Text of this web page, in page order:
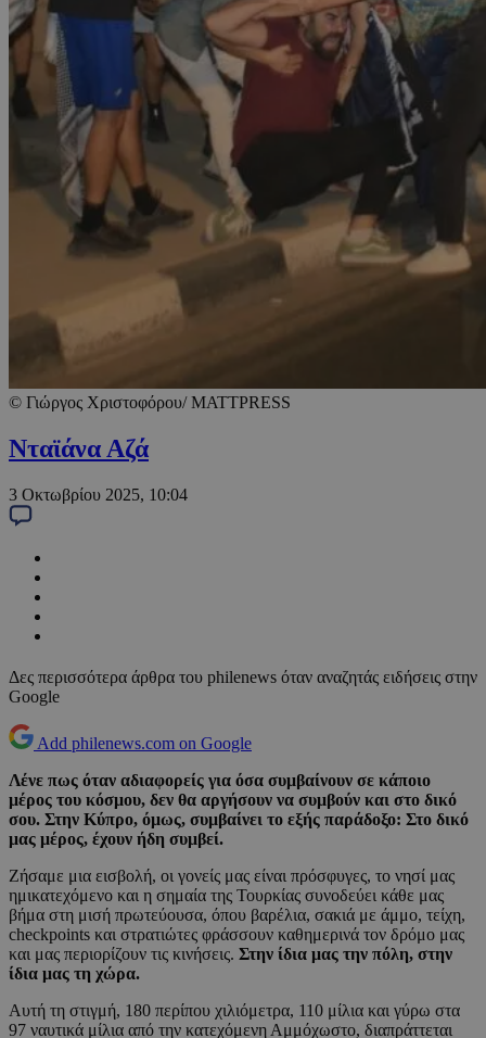
© Γιώργος Χριστοφόρου/ MATTPRESS
Νταϊάνα Αζά
3 Οκτωβρίου 2025, 10:04
Δες περισσότερα άρθρα του philenews όταν αναζητάς ειδήσεις στην
Google
Add philenews.com on Google
Λένε πως όταν αδιαφορείς για όσα συμβαίνουν σε κάποιο
μέρος του κόσμου, δεν θα αργήσουν να συμβούν και στο δικό
σου. Στην Κύπρο, όμως, συμβαίνει το εξής παράδοξο: Στο δικό
μας μέρος, έχουν ήδη συμβεί.
Ζήσαμε μια εισβολή, οι γονείς μας είναι πρόσφυγες, το νησί μας
ημικατεχόμενο και η σημαία της Τουρκίας συνοδεύει κάθε μας
βήμα στη μισή πρωτεύουσα, όπου βαρέλια, σακιά με άμμο, τείχη,
checkpoints και στρατιώτες φράσσουν καθημερινά τον δρόμο μας
και μας περιορίζουν τις κινήσεις. Στην ίδια μας την πόλη, στην
ίδια μας τη χώρα.
Αυτή τη στιγμή, 180 περίπου χιλιόμετρα, 110 μίλια και γύρω στα
97 ναυτικά μίλια από την κατεχόμενη Αμμόχωστο, διαπράττεται